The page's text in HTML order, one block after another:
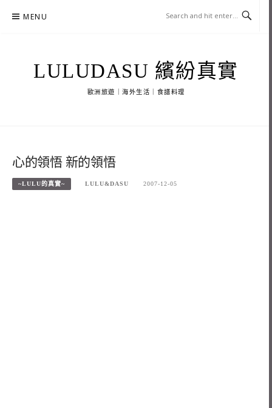
MENU
LULUDASU 繽紛真實
歐洲旅遊｜海外生活｜食譜料理
心的領悟 新的領悟
~LULU的真實~ LULU&DASU 2007-12-05